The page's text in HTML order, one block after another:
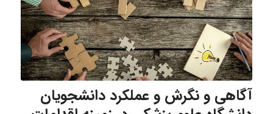
آگاهی و نگرش و عملکرد دانشجویان